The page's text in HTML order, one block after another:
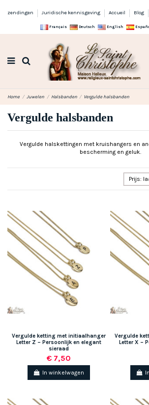
zendingen Juridische kennisgeving Accueil Blog
Français Deutsch English
Home Juwelen Halsbanden Vergulde halsbanden
Vergulde halsbanden
Vergulde halskettingen met kruishangers en
bescherming en geluk.
Prijs:
Vergulde ketting met initiaalhanger
Letter Z – Persoonlijk en elegant
sieraad
€ 7,50
In winkelwagen
Vergulde
Letter X –